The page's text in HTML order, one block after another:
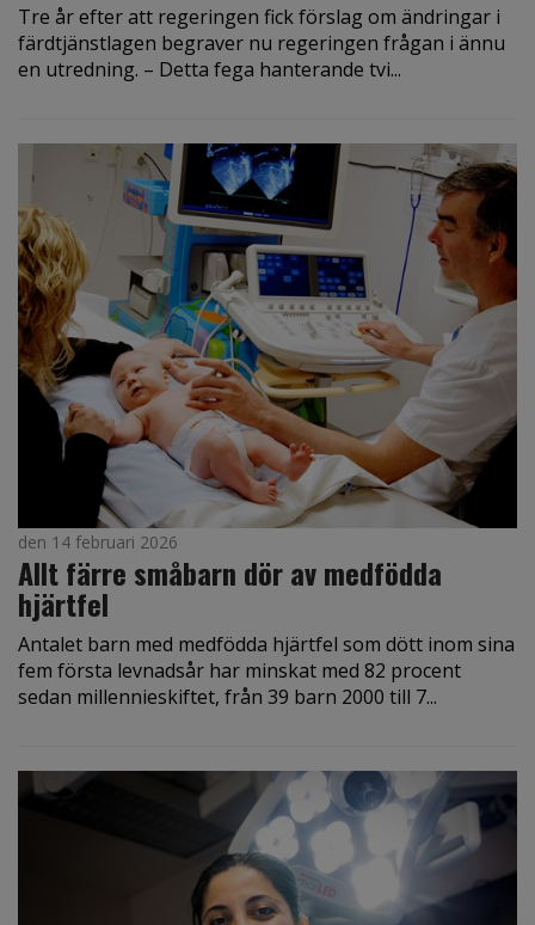
Tre år efter att regeringen fick förslag om ändringar i
färdtjänstlagen begraver nu regeringen frågan i ännu
en utredning. – Detta fega hanterande tvi...
den 14 februari 2026
Allt färre småbarn dör av medfödda
hjärtfel
Antalet barn med medfödda hjärtfel som dött inom sina
fem första levnadsår har minskat med 82 procent
sedan millennieskiftet, från 39 barn 2000 till 7...